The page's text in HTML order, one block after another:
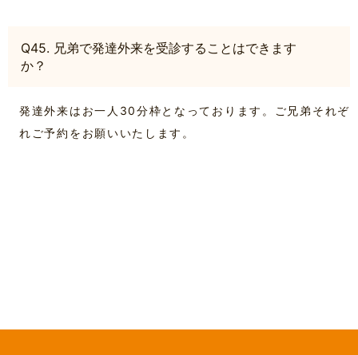
Q45. 兄弟で発達外来を受診することはできます
か？
発達外来はお一人30分枠となっております。ご兄弟それぞ
れご予約をお願いいたします。